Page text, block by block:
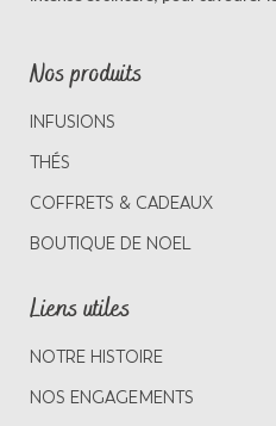
Nos produits
INFUSIONS
THÉS
COFFRETS & CADEAUX
BOUTIQUE DE NOEL
Liens utiles
NOTRE HISTOIRE
NOS ENGAGEMENTS